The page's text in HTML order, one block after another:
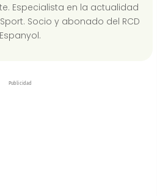
Especialista en la actualidad
Socio y abonado del RCD
Espanyol.
Publicidad